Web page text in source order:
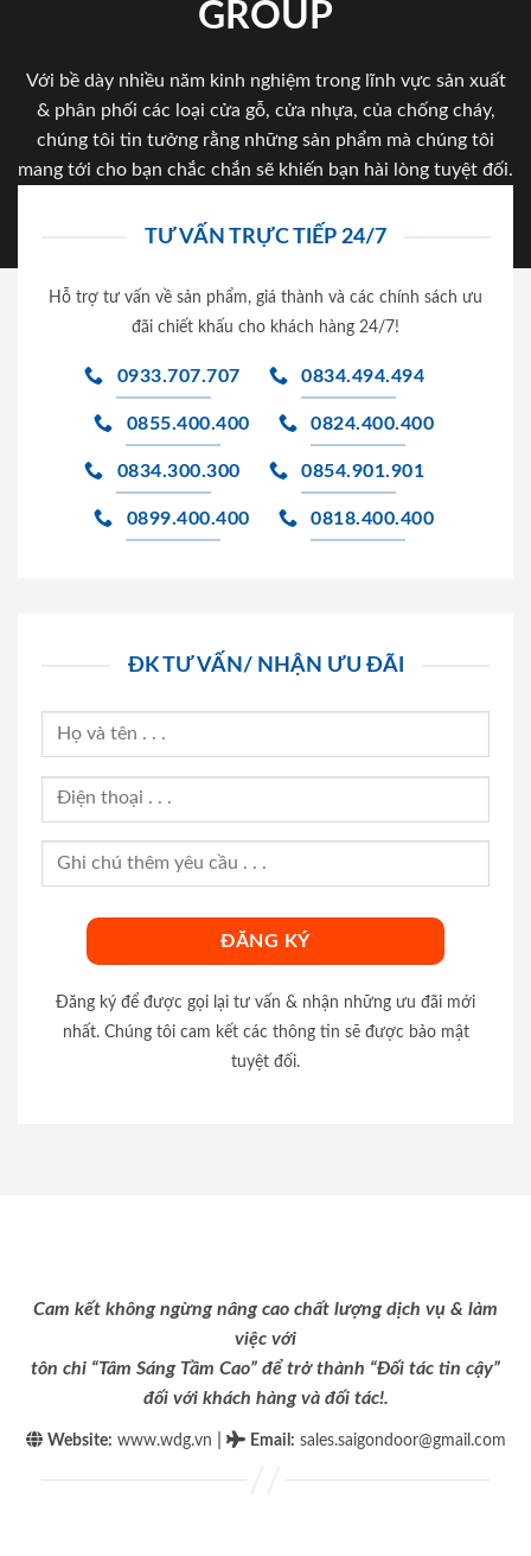
GROUP
Với bề dày nhiều năm kinh nghiệm trong lĩnh vực sản xuất
& phân phối các loại cửa gỗ, cửa nhựa, của chống cháy,
chúng tôi tin tưởng rằng những sản phẩm mà chúng tôi
mang tới cho bạn chắc chắn sẽ khiến bạn hài lòng tuyệt đối.
TƯ VẤN TRỰC TIẾP 24/7
Hỗ trợ tư vấn về sản phẩm, giá thành và các chính sách ưu
đãi chiết khấu cho khách hàng 24/7!
0933.707.707 0834.494.494
0855.400.400 0824.400.400
0834.300.300 0854.901.901
0899.400.400 0818.400.400
ĐK TƯ VẤN/ NHẬN ƯU ĐÃI
Đăng ký để được gọi lại tư vấn & nhận những ưu đãi mới
nhất. Chúng tôi cam kết các thông tin sẽ được bảo mật
tuyệt đối.
Cam kết không ngừng nâng cao chất lượng dịch vụ & làm
việc với
tôn chỉ “Tâm Sáng Tầm Cao” để trở thành “Đối tác tin cậy”
đối với khách hàng và đối tác!.
Website: www.wdg.vn Email : sales.saigondoor@gmail.com